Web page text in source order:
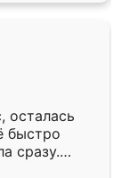
из
здесь.
осталась
быстро
сразу.
к